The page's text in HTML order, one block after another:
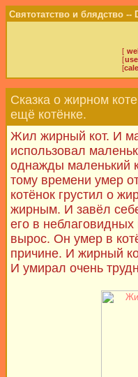
Святотатство и блядство --
[
[
[
Сказка о жирном
ещё котёнке.
Жил жирный кот. И
использовал
однажды маленький
тому времени умер
котёнок грустил о
жирным. И завёл
его в неблаговидных
вырос. Он умер в
причине. И жирный
И умирал очень